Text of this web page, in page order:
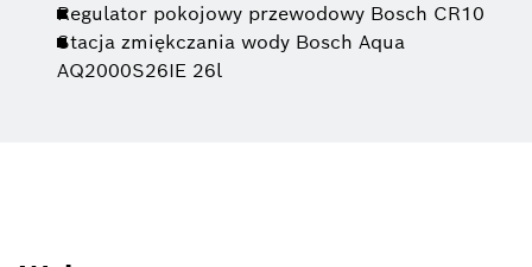
Regulator pokojowy przewodowy Bosch CR10
Stacja zmiękczania wody Bosch Aqua
AQ2000S26IE 26l